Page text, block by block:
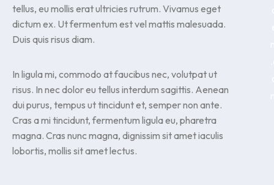
tellus, eu mollis erat ultricies rutrum. Vivamus eget
dictum ex. Ut fermentum est vel mattis malesuada.
Duis quis risus diam.
In ligula mi, commodo at faucibus nec, volutpat ut
risus. In nec dolor eu tellus interdum sagittis. Aenean
dui purus, tempus ut tincidunt et, semper non ante.
Cras a mi tincidunt, fermentum ligula eu, pharetra
magna. Cras nunc magna, dignissim sit amet iaculis
lobortis, mollis sit amet lectus.